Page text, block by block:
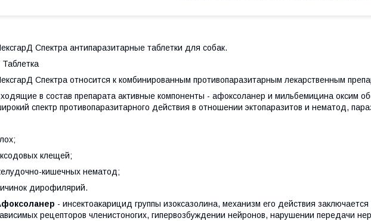
Спектра антипаразитарные таблетки для собак.
Таблетка
Спектра относится к комбинированным противопаразитарным лекарственным
в состав препарата активные компоненты - афоксоланер и мильбемицина оксим
спектр противопаразитарного действия в отношении эктопаразитов и нематод,
клещей;
кишечных нематод;
дирофилярий.
- инсектоакарицид группы изоксазолина, механизм его действия
рецепторов членистоногих, гипервозбуждении нейронов, нарушении передачи